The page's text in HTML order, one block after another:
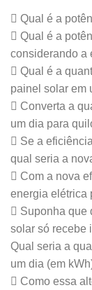
 Qual é a
 Qual é a
considerando a
 Qual é a
painel solar em
 Converta a
um dia para
 Se a
qual seria a
 Com a nova
energia elétrica
 Suponha que
solar só recebe
Qual seria a
um dia (em
 Como essa